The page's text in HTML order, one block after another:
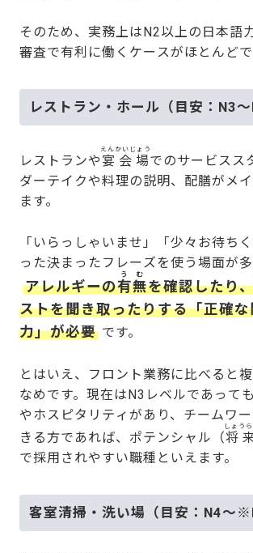
そのため、実務上はN2以上の日本語
審査で有利に働くケースがほとんどで
レストラン・ホール（目安：N3～
レストランや 宴会場
えんかいじょう
でのサービスス
ダーテイクや料理の説明、配膳がメ
ます。
「いらっしゃいませ」「少々お待ち
った決まったフレーズを使う場面が多
アレルギーの有無
うむ
を確認したり
ストを聞き取ったりする「正確
力」が必要 です。
とはいえ、フロント業務に比べると
なめです。現在はN3レベルであって
やホスピタリティがあり、チームワ
きる方であれば、ポテンシャル（将
しょう
で採用されやすい職種といえます。
客室清掃・洗い場（目安：N4～